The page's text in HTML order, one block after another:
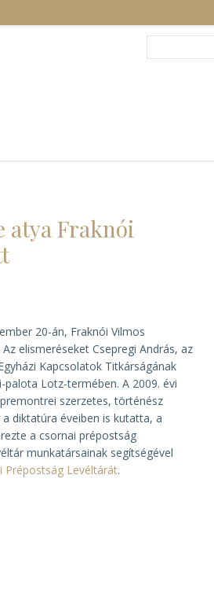
Search
atya Fraknói
20-án, Fraknói Vilmos
elismeréseket Csepregi András, az
Kapcsolatok Titkárságának
Lotz-termében. A 2009. évi
szerzetes, történész
diktatúra éveiben is kutatta, a
a csornai prépostság
munkatársainak segítségével
Prépostság Levéltárát.